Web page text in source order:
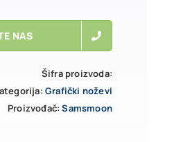
NAS
Šifra proizvoda:
Grafički noževi
Proizvođač:Samsmoon